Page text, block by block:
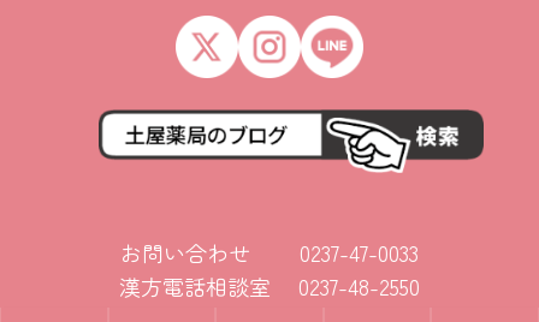
お問い合わせ 0237-47-0033
漢方電話相談室 0237-48-2550